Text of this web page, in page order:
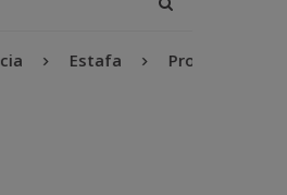
Estafa Protección